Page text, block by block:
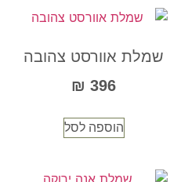
שמלת אוורסט צהובה
396
₪
הוספה לסל